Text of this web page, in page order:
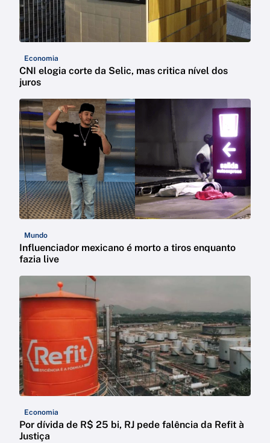
Economia
CNI elogia corte da Selic, mas critica nível dos
juros
Mundo
Influenciador mexicano é morto a tiros enquanto
fazia live
Economia
Por dívida de R$ 25 bi, RJ pede falência da Refit à
Justiça